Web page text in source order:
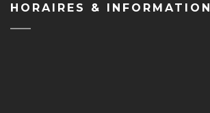
HORAIRES & INFORMATION